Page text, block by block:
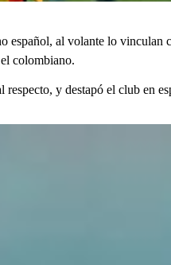
español, al volante lo vinculan
colombiano.
respecto, y destapó el club en